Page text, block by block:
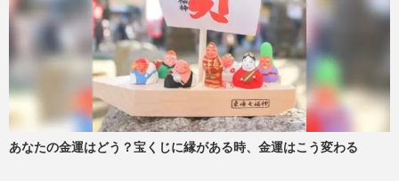
あなたの金運はどう？宝くじに縁がある時、金運はこう変わる